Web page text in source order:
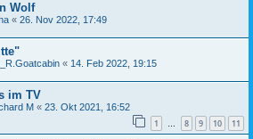
Wolf
« 26. Nov 2022, 17:49
« 14. Feb 2022, 19:15
im TV
M « 23. Okt 2021, 16:52
1 … 8 9 10 11